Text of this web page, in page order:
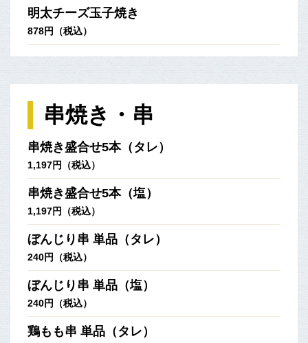
明太チーズ玉子焼き
878円（税込）
串焼き・串
串焼き盛合せ5本（タレ）
1,197円（税込）
串焼き盛合せ5本（塩）
1,197円（税込）
ぼんじり串 単品（タレ）
240円（税込）
ぼんじり串 単品（塩）
240円（税込）
鶏もも串 単品（タレ）